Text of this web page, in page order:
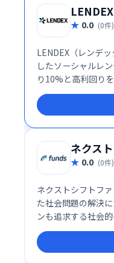
LENDEX
0.0 (0件)
LENDEX（レンデ
したソーシャルレ
り10%と高利回り
す。不動産投資に
最適なサービスで
ネクス
0.0 (0件)
ネクストシフトフ
た社会問題の解決
ンも追求する社会
ンティアとは異な
立を目指します。持
んか？